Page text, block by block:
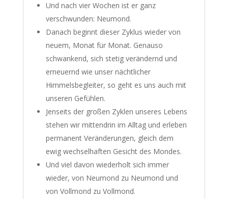
Und nach vier Wochen ist er ganz
verschwunden: Neumond.
Danach beginnt dieser Zyklus wieder von
neuem, Monat für Monat. Genauso
schwankend, sich stetig verändernd und
erneuernd wie unser nächtlicher
Himmelsbegleiter, so geht es uns auch mit
unseren Gefühlen.
Jenseits der großen Zyklen unseres Lebens
stehen wir mittendrin im Alltag und erleben
permanent Veränderungen, gleich dem
ewig wechselhaften Gesicht des Mondes.
Und viel davon wiederholt sich immer
wieder, von Neumond zu Neumond und
von Vollmond zu Vollmond.